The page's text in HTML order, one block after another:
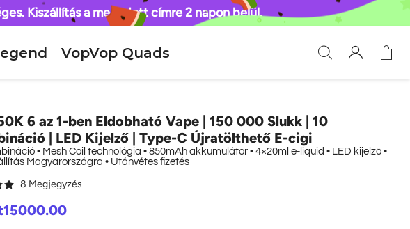
Kiszállítás a megadott címre 2 napon belül.
VopVop Quads
6 az 1-ben Eldobható Vape | 150 000 Slukk | 10
| LED Kijelző | Type-C Újratölthető E-cigi
• Mesh Coil technológia • 850mAh akkumulátor • 4×20ml e-liquid • LED kijelző •
Magyarországra • Utánvétes fizetés
8 Megjegyzés